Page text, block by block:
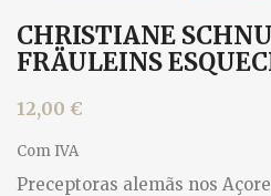
CHRISTIANE
FRÄULEINS
12,00 €
Com IVA
Preceptoras alemãs nos